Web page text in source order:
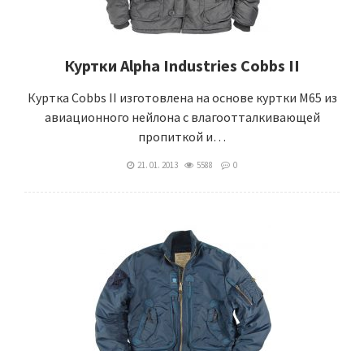
Куртки Alpha Industries Cobbs II
Куртка Cobbs II изготовлена на основе куртки М65 из
авиационного нейлона с влагоотталкивающей
пропиткой и…
21. 01. 2013 5588 0